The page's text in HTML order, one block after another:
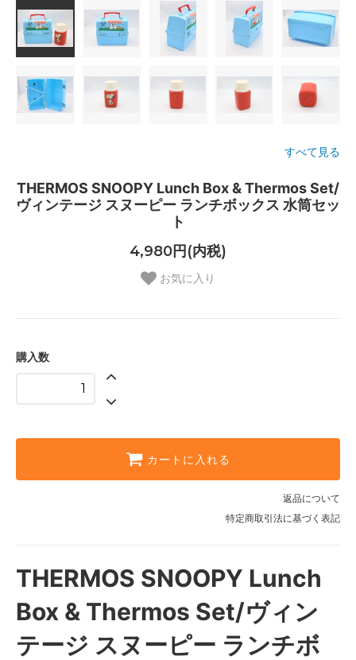
すべて見る
THERMOS SNOOPY Lunch Box & Thermos Set/
ヴィンテージ スヌーピー ランチボックス 水筒セッ
ト
4,980円(内税)
お気に入り
購入数
カートに入れる
返品について
特定商取引法に基づく表記
THERMOS SNOOPY Lunch
Box & Thermos Set/ヴィン
テージ スヌーピー ランチボ